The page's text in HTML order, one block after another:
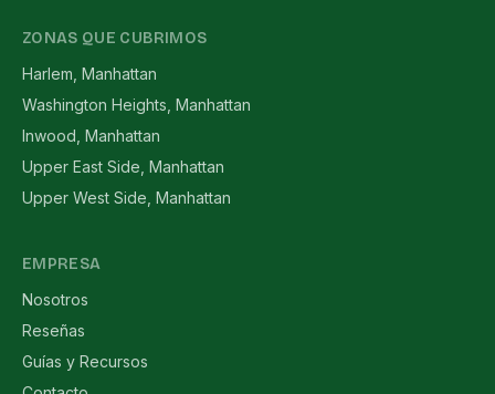
ZONAS QUE CUBRIMOS
Harlem, Manhattan
Washington Heights, Manhattan
Inwood, Manhattan
Upper East Side, Manhattan
Upper West Side, Manhattan
EMPRESA
Nosotros
Reseñas
Guías y Recursos